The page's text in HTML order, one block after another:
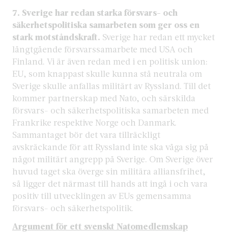
7. Sverige har redan starka försvars- och
säkerhetspolitiska samarbeten som ger oss en
stark motståndskraft. Sverige har redan ett mycket
långtgående försvarssamarbete med USA och
Finland. Vi är även redan med i en politisk union:
EU, som knappast skulle kunna stå neutrala om
Sverige skulle anfallas militärt av Ryssland. Till det
kommer partnerskap med Nato, och särskilda
försvars- och säkerhetspolitiska samarbeten med
Frankrike respektive Norge och Danmark.
Sammantaget bör det vara tillräckligt
avskräckande för att Ryssland inte ska våga sig på
något militärt angrepp på Sverige. Om Sverige över
huvud taget ska överge sin militära alliansfrihet,
så ligger det närmast till hands att ingå i och vara
positiv till utvecklingen av EUs gemensamma
försvars- och säkerhetspolitik.
Argument för ett svenskt Natomedlemskap